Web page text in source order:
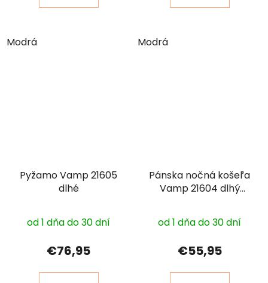
Modrá Modrá
Pyžamo Vamp 21605
dlhé
od 1 dňa do 30 dní
€76,95
Pánska nočná košeľa
Vamp 21604 dlhý
od 1 dňa do 30 dní
€55,95